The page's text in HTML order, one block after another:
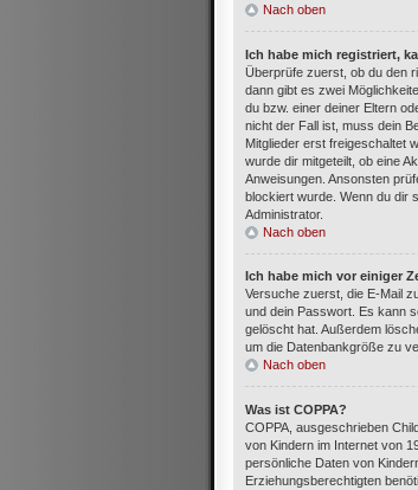
Nach oben
Ich habe mich registriert,
Überprüfe zuerst, ob du den
dann gibt es zwei
du bzw. einer deiner Eltern
nicht der Fall ist, muss dein
Mitglieder erst freigeschaltet
wurde dir mitgeteilt, ob eine
Anweisungen. Ansonsten
blockiert wurde. Wenn du dir
Administrator.
Nach oben
Ich habe mich vor einiger
Versuche zuerst, die E-Mail
und dein Passwort. Es kann
gelöscht hat. Außerdem
um die Datenbankgröße zu
Nach oben
Was ist COPPA?
COPPA, ausgeschrieben
von Kindern im Internet von
persönliche Daten von
Erziehungsberechtigten